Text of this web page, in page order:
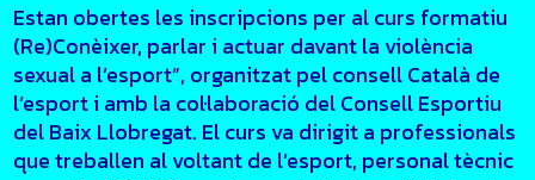
Estan obertes les inscripcions per al curs formatiu
(Re)Conèixer, parlar i actuar davant la violència
sexual a l’esport”, organitzat pel consell Català de
l’esport i amb la col·laboració del Consell Esportiu
del Baix Llobregat. El curs va dirigit a professionals
que treballen al voltant de l’esport, personal tècnic